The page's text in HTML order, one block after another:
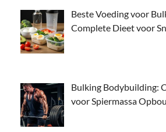
Beste Voeding voor
Complete Dieet voor
Bulking Bodybuilding:
voor Spiermassa